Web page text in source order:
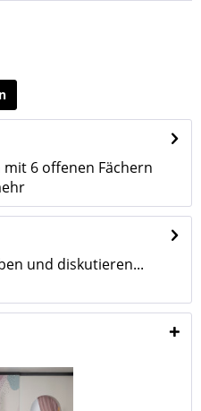
6 offenen Fächern
und diskutieren...